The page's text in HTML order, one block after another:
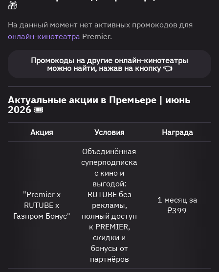
🎁
На данный момент нет активных промокодов для
онлайн-кинотеатра Premier.
Промокоды на другие онлайн-кинотеатры
можно найти, нажав на кнопку 👈
Актуальные акции в Премьере | июнь
2026 🎟️
Акция Условия Награда
"Premier x
RUTUBE x
Газпром Бонус"
Объединённая
суперподписка
с кино и
выгодой:
RUTUBE без
рекламы,
полный доступ
к PREMIER,
скидки и
бонусы от
партнёров
1 месяц за
₽399